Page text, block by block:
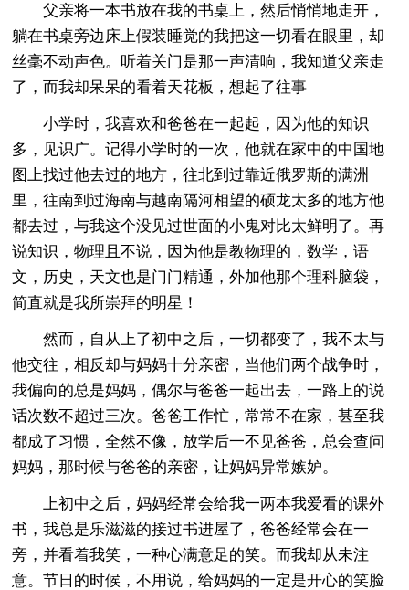
父亲将一本书放在我的书桌上，然后悄悄地走开，
躺在书桌旁边床上假装睡觉的我把这一切看在眼里，却
丝毫不动声色。听着关门是那一声清响，我知道父亲走
了，而我却呆呆的看着天花板，想起了往事
小学时，我喜欢和爸爸在一起起，因为他的知识
多，见识广。记得小学时的一次，他就在家中的中国地
图上找过他去过的地方，往北到过靠近俄罗斯的满洲
里，往南到过海南与越南隔河相望的硕龙太多的地方他
都去过，与我这个没见过世面的小鬼对比太鲜明了。再
说知识，物理且不说，因为他是教物理的，数学，语
文，历史，天文也是门门精通，外加他那个理科脑袋，
简直就是我所崇拜的明星！
然而，自从上了初中之后，一切都变了，我不太与
他交往，相反却与妈妈十分亲密，当他们两个战争时，
我偏向的总是妈妈，偶尔与爸爸一起出去，一路上的说
话次数不超过三次。爸爸工作忙，常常不在家，甚至我
都成了习惯，全然不像，放学后一不见爸爸，总会查问
妈妈，那时候与爸爸的亲密，让妈妈异常嫉妒。
上初中之后，妈妈经常会给我一两本我爱看的课外
书，我总是乐滋滋的接过书进屋了，爸爸经常会在一
旁，并看着我笑，一种心满意足的笑。而我却从未注
意。节日的时候，不用说，给妈妈的一定是开心的笑脸